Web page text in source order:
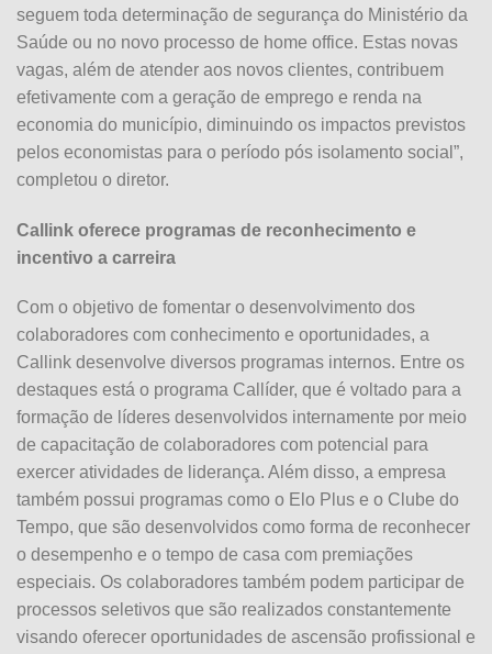
seguem toda determinação de segurança do Ministério da
Saúde ou no novo processo de home office. Estas novas
vagas, além de atender aos novos clientes, contribuem
efetivamente com a geração de emprego e renda na
economia do município, diminuindo os impactos previstos
pelos economistas para o período pós isolamento social”,
completou o diretor.
Callink oferece programas de reconhecimento e
incentivo a carreira
Com o objetivo de fomentar o desenvolvimento dos
colaboradores com conhecimento e oportunidades, a
Callink desenvolve diversos programas internos. Entre os
destaques está o programa Callíder, que é voltado para a
formação de líderes desenvolvidos internamente por meio
de capacitação de colaboradores com potencial para
exercer atividades de liderança. Além disso, a empresa
também possui programas como o Elo Plus e o Clube do
Tempo, que são desenvolvidos como forma de reconhecer
o desempenho e o tempo de casa com premiações
especiais. Os colaboradores também podem participar de
processos seletivos que são realizados constantemente
visando oferecer oportunidades de ascensão profissional e